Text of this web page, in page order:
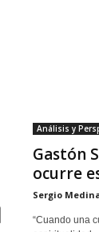
Análisis y
Gastón
ocurre
Sergio
“Cuando una